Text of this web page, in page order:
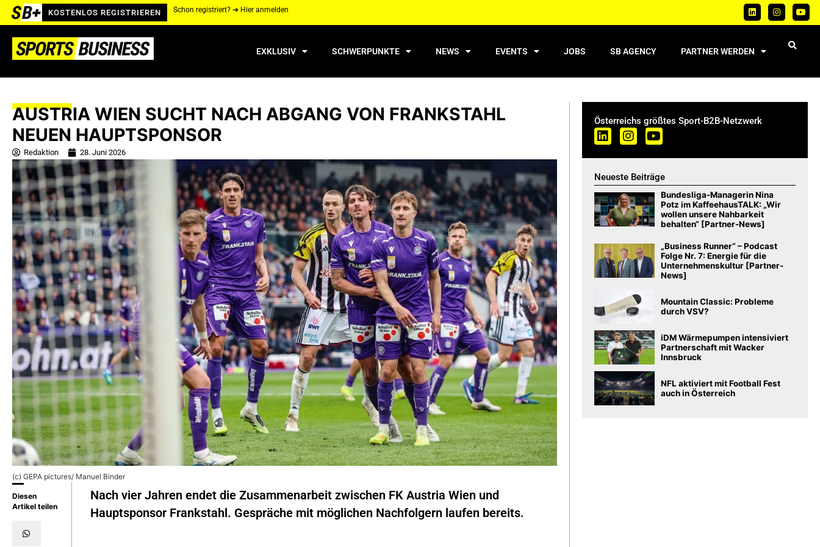
KOSTENLOS REGISTRIEREN Schon registriert? ➔ Hier anmelden
EXKLUSIV SCHWERPUNKTE NEWS EVENTS JOBS SB AGENCY PARTNER WERDEN
AUSTRIA WIEN SUCHT NACH ABGANG VON FRANKSTAHL
NEUEN HAUPTSPONSOR
Redaktion 28. Juni 2026
(c) GEPA pictures/ Manuel Binder
Diesen
Artikel teilen
Nach vier Jahren endet die Zusammenarbeit zwischen FK Austria Wien und
Hauptsponsor Frankstahl. Gespräche mit möglichen Nachfolgern laufen bereits.
Österreichs größtes Sport-B2B-Netzwerk
Neueste Beiträge
Bundesliga-Managerin Nina
Potz im KaffeehausTALK: „Wir
wollen unsere Nahbarkeit
behalten“ [Partner-News]
„Business Runner“ – Podcast
Folge Nr. 7: Energie für die
Unternehmenskultur [Partner-
News]
Mountain Classic: Probleme
durch VSV?
iDM Wärmepumpen intensiviert
Partnerschaft mit Wacker
Innsbruck
NFL aktiviert mit Football Fest
auch in Österreich